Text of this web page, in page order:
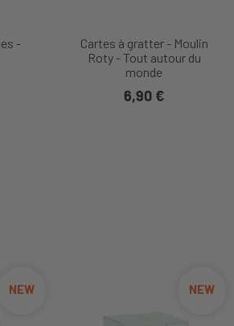
-
Cartes à gratter - Moulin
Roty - Tout autour du
monde
6,90 €
NEW NEW